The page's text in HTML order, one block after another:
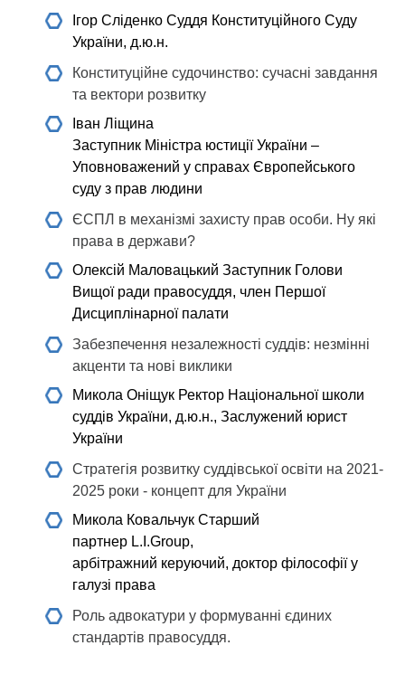
Ігор Сліденко Суддя Конституційного Суду
України, д.ю.н.
Конституційне судочинство: сучасні завдання
та вектори розвитку
Іван Ліщина
Заступник Міністра юстиції України –
Уповноважений у справах Європейського
суду з прав людини
ЄСПЛ в механізмі захисту прав особи. Ну які
права в держави?
Олексій Маловацький Заступник Голови
Вищої ради правосуддя, член Першої
Дисциплінарної палати
Забезпечення незалежності суддів: незмінні
акценти та нові виклики
Микола Оніщук Ректор Національної школи
суддів України, д.ю.н., Заслужений юрист
України
Стратегія розвитку суддівської освіти на 2021-
2025 роки - концепт для України
Микола Ковальчук Cтарший
партнер L.I.Group,
арбітражний керуючий, доктор філософії у
галузі права
Роль адвокатури у формуванні єдиних
стандартів правосуддя.